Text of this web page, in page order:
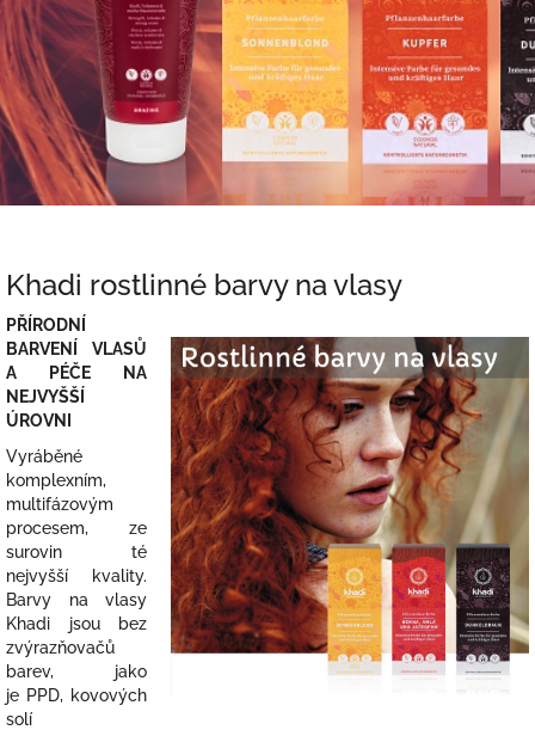
Khadi rostlinné barvy na vlasy
PŘÍRODNÍ
BARVENÍ VLASŮ
A PÉČE NA
NEJVYŠŠÍ
ÚROVNI
Vyráběné
komplexním,
multifázovým
procesem, ze
surovin té
nejvyšší kvality.
Barvy na vlasy
Khadi jsou bez
zvýrazňovačů
barev, jako
je PPD, kovových
solí